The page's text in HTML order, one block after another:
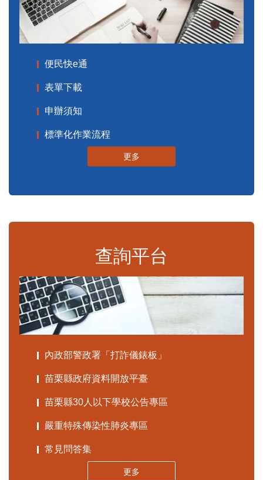
便民快e通
表單下載
申辦須知
標準化作業流程
更多
查詢平台
內政部警政署「打詐儀錶板」
苗栗縣政府資料開放平臺
苗栗縣30人以下學校公告專區
嚴重特殊傳染性肺炎專區
常見問答集
更多